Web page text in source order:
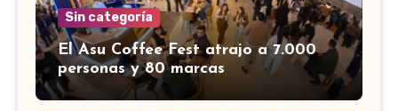
Sin categoría
El Asu Coffee Fest atrajo a 7.000
personas y 80 marcas